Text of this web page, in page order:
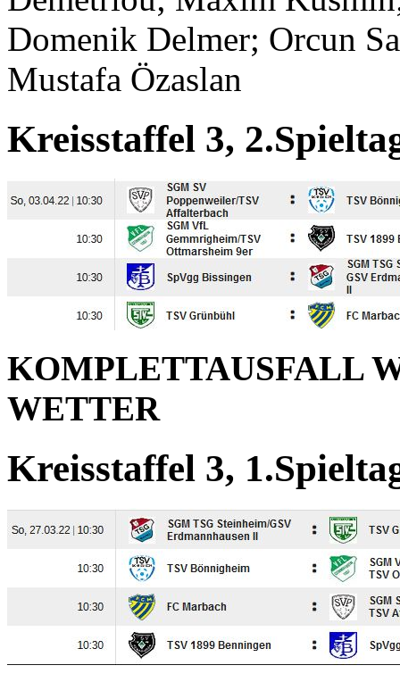
Domenik Delmer; Orcun
Mustafa Özaslan
Kreisstaffel 3,
KOMPLETTAUSFALL
WETTER
Kreisstaffel 3,